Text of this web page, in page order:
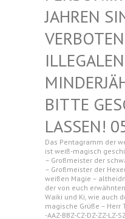
SIND HIER
N! DIE
EN MINDERJ
Das Pentagramm der
ist weiß-magisch
– Großmeister der
– Großmeister der
weißen Magie –
der von euch
Waiki und Ki, wie auch
magische Grüße – Herr
-AAZ-BBZ-CZ-DZ-ZZ-LZ-